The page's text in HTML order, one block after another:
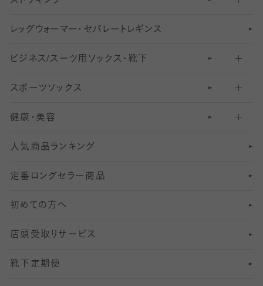
アンクル・ショートソックス（くるぶし上）
クルーソックス（ふくらはぎ下）
ハイソックス
オーバーニー・ニーハイソックス
41〜60デニールタイツ
61〜80デニールタイツ
81 〜110デニールタイツ
111〜210デニールタイツ
211デニールタイツ以上（防寒・厚手タイツ）
無地レギンス
レギンスパンツ（レギパン）
マタニティレギンス
5 分丈
6 分丈レギンス
7 分丈 レギンス
8 分丈 レギンス
10分丈 レギンス
12分丈レギンス
伝線しにくいストッキング
ショートストッキング
結婚式用ストッキング
美脚ストッキング
オールスルーストッキング
レッ グ ウォー マー ・ セパレー ト レ ギンス
ビジネス/スーツ用 ソックス・靴下
匠シリーズ
フレッシャーズ向けソックス・靴下
冠婚葬祭向けソックス・靴下
スーツカジュアルソックス・靴下
ロングホーズ
スポーツソックス
ランニングソックス・靴下
ゴルフソックス・靴下
サッカー・フットサル用ソックス
ヨガソックス・靴下
スポーツ用レッグウォーマー
SSサイズ（21～23cm）
健康・美容
インナーソックス
加圧・着圧ソックス
冷えとり靴下
着圧・加圧タイツ
むくみ対策
人気商品ランキング
定番ロングセラー商品
初めての方へ
店頭受取りサービス
靴下定期便